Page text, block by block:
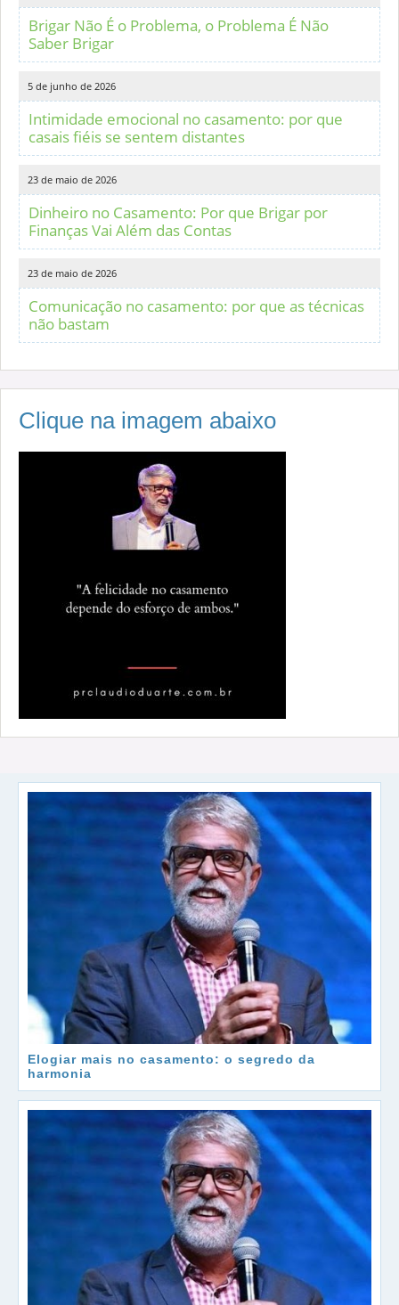
Brigar Não É o Problema, o Problema É Não
Saber Brigar
Intimidade emocional no casamento: por que
casais fiéis se sentem distantes
5 de junho de 2026
Dinheiro no Casamento: Por que Brigar por
Finanças Vai Além das Contas
23 de maio de 2026
Comunicação no casamento: por que as técnicas
não bastam
23 de maio de 2026
Clique na imagem abaixo
Elogiar mais no casamento: o segredo da
harmonia